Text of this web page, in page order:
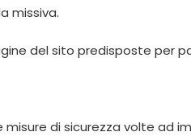
missiva.
del sito predisposte per
di sicurezza volte ad